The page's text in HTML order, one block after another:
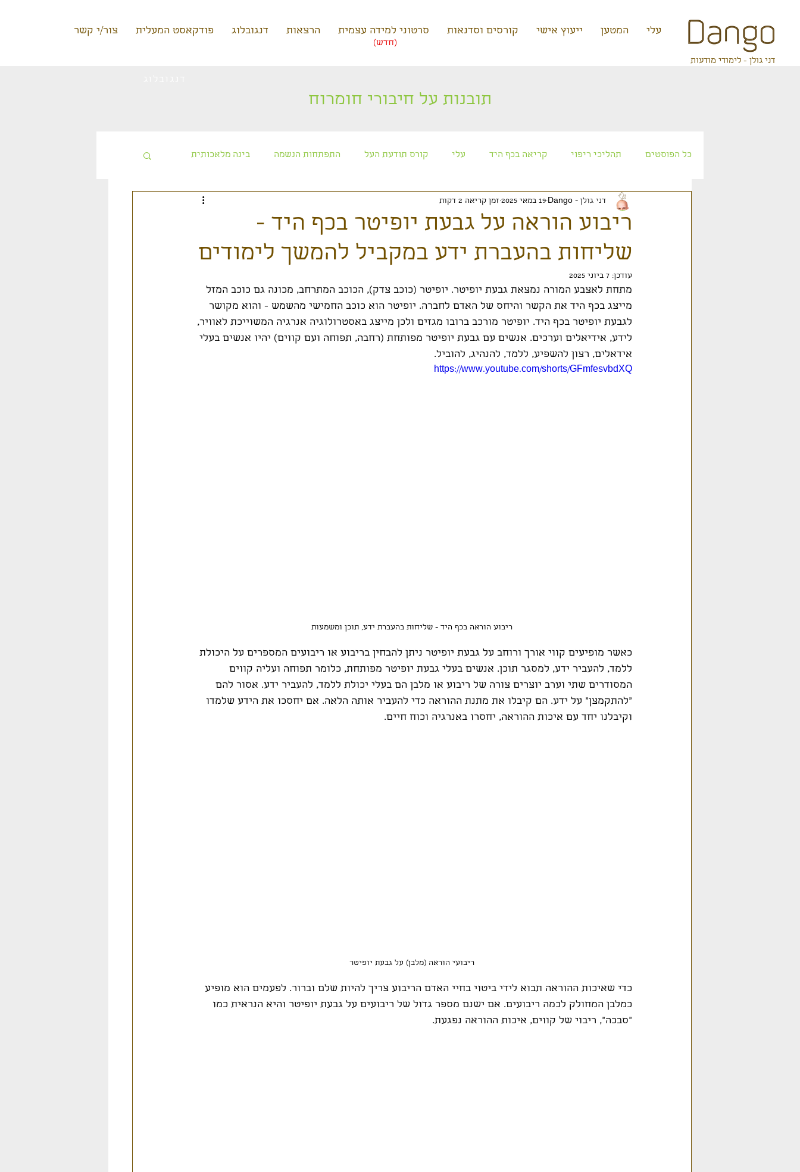
קצת עלי המטען ייעוץ אישי קורסים וסדנאות סרטוני למידה עצמית הרצאות דנגובלוג פודקאסט המעלית צור/י קשר
(חדש)
דני גולן - לימודי מודעות
תובנות על חיבורי חומרוח
כל הפוסטים תהליכי ריפוי קריאה בכף היד עלי קורס תודעת העל התפתחות הנשמה בינה מלאכותית
עתידנות זרעי כוכבים ותרבויות חוצניות מפגשי טעינה ללא תשלום
ריבוע הוראה על גבעת יופיטר בכף היד -
שליחות בהעברת ידע במקביל להמשך לימודים
דני גולן - Dango 19 במאי 2025 זמן קריאה 2 דקות
עודכן: 7 ביוני 2025
מתחת לאצבע המורה נמצאת גבעת יופיטר. יופיטר (כוכב צדק), הכוכב המתרחב, מכונה גם כוכב המזל
מייצג בכף היד את הקשר והיחס של האדם לחברה. יופיטר הוא כוכב החמישי מהשמש - והוא מקושר
לגבעת יופיטר בכף היד. יופיטר מורכב ברובו מגזים ולכן מייצג באסטרולוגיה אנרגיה המשוייכת לאוויר,
לידע, אידיאלים וערכים. אנשים עם גבעת יופיטר מפותחת (רחבה, תפוחה ועם קווים) יהיו אנשים בעלי
אידאלים, רצון להשפיע, ללמד, להנהיג, להוביל.
https://www.youtube.com/shorts/GFmfesvbdXQ
ריבוע הוראה בכף היד - שליחות בהעברת ידע, תוכן ומשמעות
כאשר מופיעים קווי אורך ורוחב על גבעת יופיטר ניתן להבחין בריבוע או ריבועים המספרים על היכולת
ללמד, להעביר ידע, למסגר תוכן. אנשים בעלי גבעת יופיטר מפותחת, כלומר תפוחה ועליה קווים
המסודרים שתי וערב יוצרים צורה של ריבוע או מלבן הם בעלי יכולת ללמד, להעביר ידע. אסור להם
"להתקמצן" על ידע. הם קיבלו את מתנת ההוראה כדי להעביר אותה הלאה. אם יחסכו את הידע שלמדו
וקיבלנו יחד עם איכות ההוראה, יחסרו באנרגיה וכוח חיים.
ריבועי הוראה (מלבן) על גבעת יופיטר
כדי שאיכות ההוראה תבוא לידי ביטוי בחיי האדם הריבוע צריך להיות שלם וברור. לפעמים הוא מופיע
כמלבן המחולק לכמה ריבועים. אם ישנם מספר גדול של ריבועים על גבעת יופיטר והיא הנראית כמו
"סבכה", ריבוי של קווים, איכות ההוראה נפגעת.